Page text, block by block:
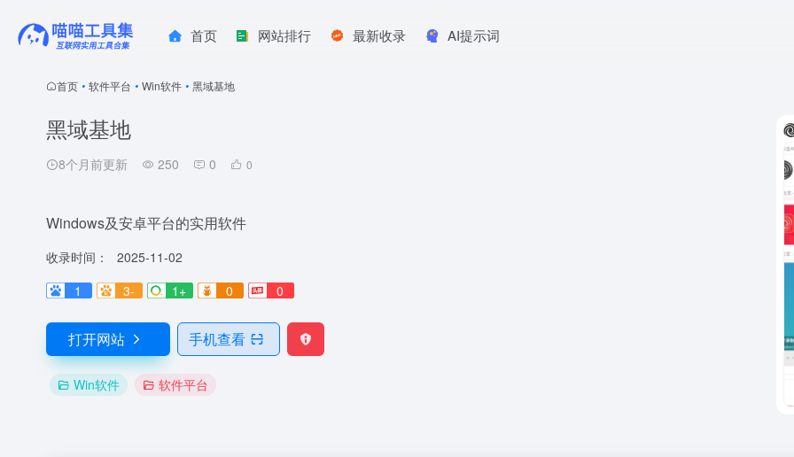
首页 网站排行 最新收录 AI提示词
首页 • 软件平台 • Win软件 • 黑域基地
黑域基地
8个月前更新 250 0 0
Windows及安卓平台的实用软件
收录时间：
2025-11-02
1
3- 1+ 0 0
打开网站 手机查看
Win软件 软件平台